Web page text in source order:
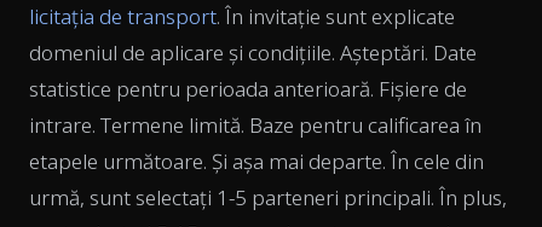
licitația de transport. În invitație sunt explicate
domeniul de aplicare și condițiile. Așteptări. Date
statistice pentru perioada anterioară. Fișiere de
intrare. Termene limită. Baze pentru calificarea în
etapele următoare. Și așa mai departe. În cele din
urmă, sunt selectați 1-5 parteneri principali. În plus,